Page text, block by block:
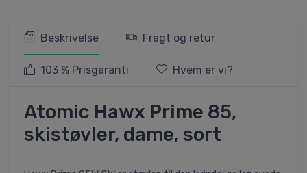
Beskrivelse Fragt og retur
103 % Prisgaranti Hvem er vi?
Atomic Hawx Prime 85,
skistøvler, dame, sort